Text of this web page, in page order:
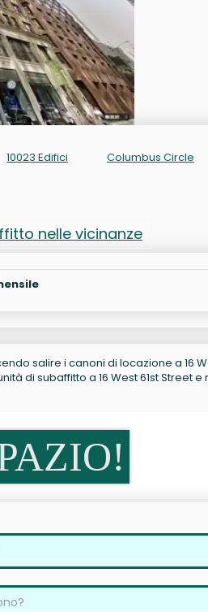
10023 Edifici Columbus Circle
nelle vicinanze
salire i canoni di locazione a 16
di subaffitto a 16 West 61st Street e